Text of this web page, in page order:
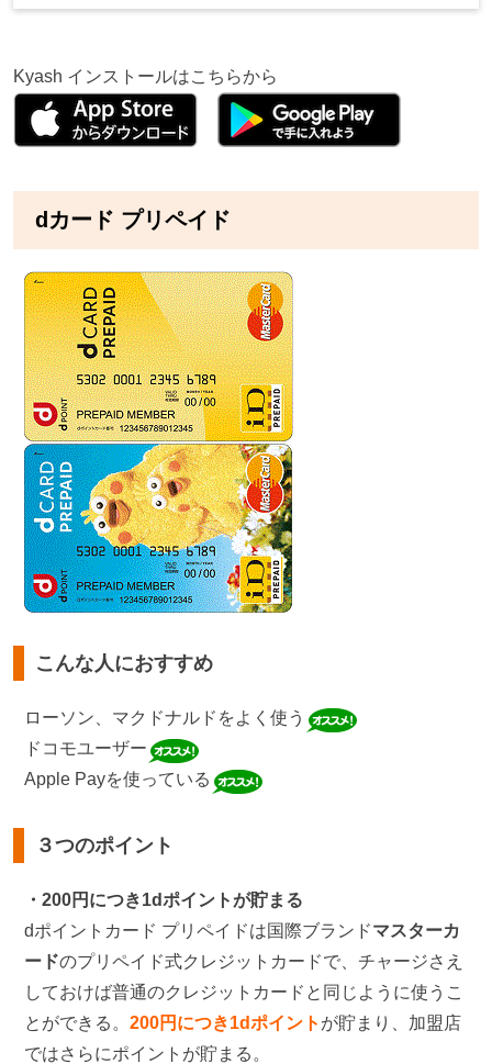
Kyash インストールはこちらから
dカード プリペイド
こんな人におすすめ
ローソン、マクドナルドをよく使う
ドコモユーザー
Apple Payを使っている
３つのポイント
・200円につき1dポイントが貯まる
dポイントカード プリペイドは国際ブランドマスターカ
ードのプリペイド式クレジットカードで、チャージさえ
しておけば普通のクレジットカードと同じように使うこ
とができる。 200円につき1dポイント が貯まり、加盟店
ではさらにポイントが貯まる。